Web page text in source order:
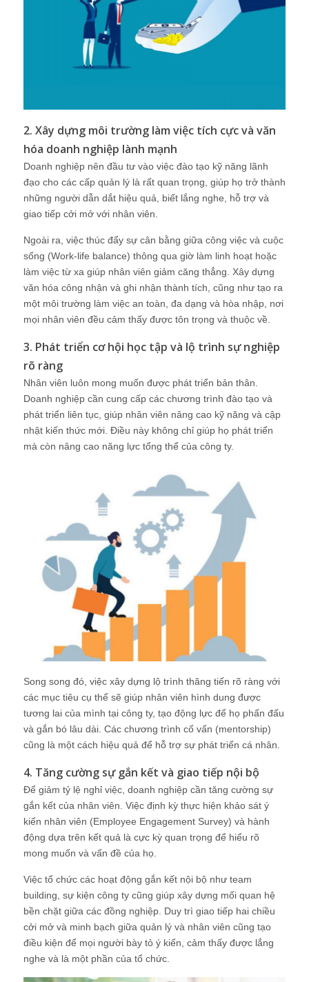
2. Xây dựng môi trường làm việc tích cực và văn
hóa doanh nghiệp lành mạnh
Doanh nghiệp nên đầu tư vào việc đào tạo kỹ năng lãnh
đạo cho các cấp quản lý là rất quan trọng, giúp họ trở thành
những người dẫn dắt hiệu quả, biết lắng nghe, hỗ trợ và
giao tiếp cởi mở với nhân viên.
Ngoài ra, việc thúc đẩy sự cân bằng giữa công việc và cuộc
sống (Work-life balance) thông qua giờ làm linh hoạt hoặc
làm việc từ xa giúp nhân viên giảm căng thẳng. Xây dựng
văn hóa công nhận và ghi nhận thành tích, cũng như tạo ra
một môi trường làm việc an toàn, đa dạng và hòa nhập, nơi
mọi nhân viên đều cảm thấy được tôn trọng và thuộc về.
3. Phát triển cơ hội học tập và lộ trình sự nghiệp
rõ ràng
Nhân viên luôn mong muốn được phát triển bản thân.
Doanh nghiệp cần cung cấp các chương trình đào tạo và
phát triển liên tục, giúp nhân viên nâng cao kỹ năng và cập
nhật kiến thức mới. Điều này không chỉ giúp họ phát triển
mà còn nâng cao năng lực tổng thể của công ty.
Song song đó, việc xây dựng lộ trình thăng tiến rõ ràng với
các mục tiêu cụ thể sẽ giúp nhân viên hình dung được
tương lai của mình tại công ty, tạo động lực để họ phấn đấu
và gắn bó lâu dài. Các chương trình cố vấn (mentorship)
cũng là một cách hiệu quả để hỗ trợ sự phát triển cá nhân.
4. Tăng cường sự gắn kết và giao tiếp nội bộ
Để giảm tỷ lệ nghỉ việc, doanh nghiệp cần tăng cường sự
gắn kết của nhân viên. Việc định kỳ thực hiện khảo sát ý
kiến nhân viên (Employee Engagement Survey) và hành
động dựa trên kết quả là cực kỳ quan trọng để hiểu rõ
mong muốn và vấn đề của họ.
Việc tổ chức các hoạt động gắn kết nội bộ như team
building, sự kiện công ty cũng giúp xây dựng mối quan hệ
bền chặt giữa các đồng nghiệp. Duy trì giao tiếp hai chiều
cởi mở và minh bạch giữa quản lý và nhân viên cũng tạo
điều kiện để mọi người bày tỏ ý kiến, cảm thấy được lắng
nghe và là một phần của tổ chức.